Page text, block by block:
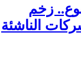
زخم
الناشئة